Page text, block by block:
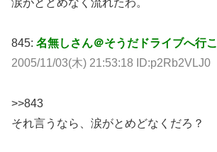
涙がとどめなく流れたわ。
845: 名無しさん＠そうだドライブへ行
2005/11/03(木) 21:53:18 ID:p2Rb2VLJ0
>>843
それ言うなら、涙がとめどなくだろ？